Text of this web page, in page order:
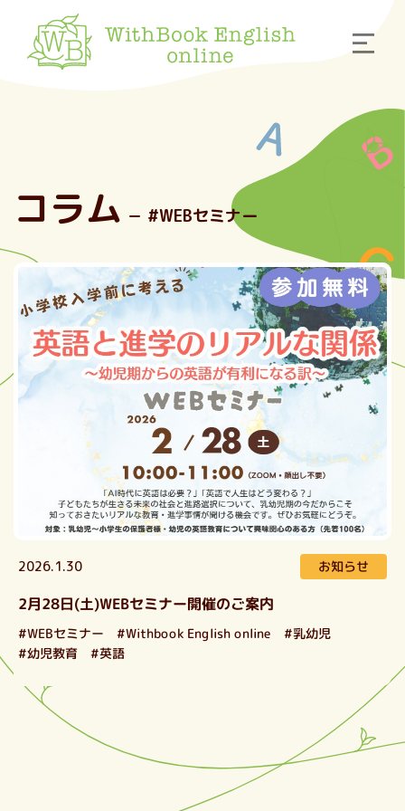
コラム － #WEBセミナー
2026.1.30 お知らせ
2月28日(土)WEBセミナー開催のご案内
#WEBセミナー #Withbook English online #乳幼児
#幼児教育 #英語